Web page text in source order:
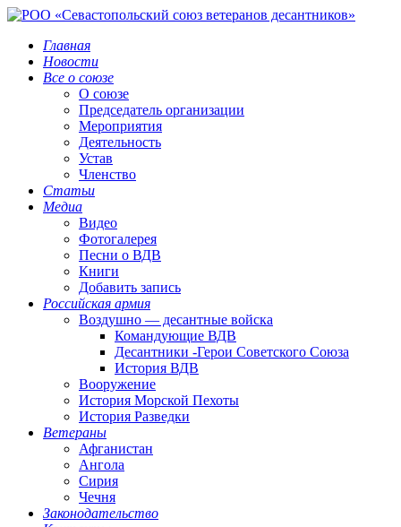
Главная
Новости
Все о союзе
О союзе
Председатель организации
Мероприятия
Деятельность
Устав
Членство
Статьи
Медиа
Видео
Фотогалерея
Песни о ВДВ
Книги
Добавить запись
Российская армия
Воздушно — десантные войска
Командующие ВДВ
Десантники -Герои Советского Союза
История ВДВ
Вооружение
История Морской Пехоты
История Разведки
Ветераны
Афганистан
Ангола
Сирия
Чечня
Законодательство